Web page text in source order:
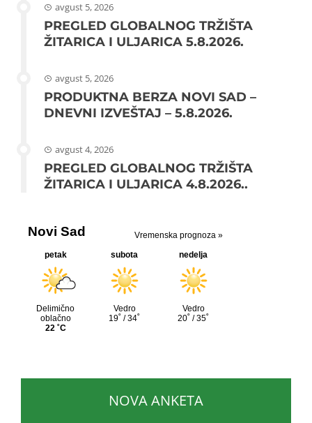
avgust 5, 2026
PREGLED GLOBALNOG TRŽIŠTA
ŽITARICA I ULJARICA 5.8.2026.
avgust 5, 2026
PRODUKTNA BERZA NOVI SAD –
DNEVNI IZVEŠTAJ – 5.8.2026.
avgust 4, 2026
PREGLED GLOBALNOG TRŽIŠTA
ŽITARICA I ULJARICA 4.8.2026..
NOVA ANKETA